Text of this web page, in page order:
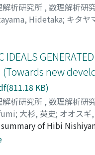
析研究所 , 数理解析研
Hidetaka; キタヤ
IDEALS
(Towards new
KB)
析研究所 , 数理解析研
; 大杉, 英史; オオスギ
of Hibi
ring of G. In the